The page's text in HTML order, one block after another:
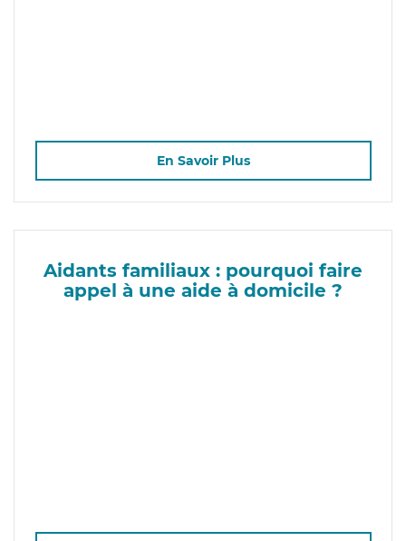
En Savoir Plus
Aidants familiaux : pourquoi faire
appel à une aide à domicile ?